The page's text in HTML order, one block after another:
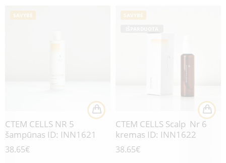
SAVYBĖ
CTEM CELLS NR 5
šampūnas ID: INN1621
38.65€
SAVYBĖ
CTEM CELLS Scalp Nr 6
kremas ID: INN1622
38.65€